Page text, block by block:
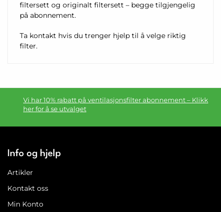
filtersett og originalt filtersett – begge tilgjengelig
på abonnement.
Ta kontakt hvis du trenger hjelp til å velge riktig
filter.
Vi har 10% rabatt på ventilasjonsfilter abonnement – Klikk
her for å se utvalget
Info og hjelp
Artikler
Kontakt oss
Min Konto